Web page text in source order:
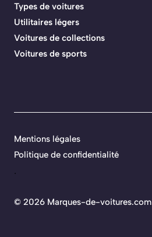
Types de voitures
Utilitaires légers
Voitures de collections
Voitures de sports
© 2026 Marques-de-voitures.com
.
Mentions légales
Politique de confidentialité